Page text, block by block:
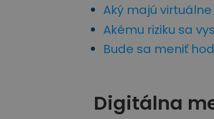
Aký majú
Akému riziku sa
Bude sa meniť
Digitálna